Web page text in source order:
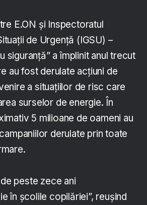
E.ON și Inspectoratul
de Urgență (IGSU) –
siguranță” a împlinit anul trecut
au fost derulate acțiuni de
a situațiilor de risc care
surselor de energie. În
5 milioane de oameni au
derulate prin toate
peste zece ani
în școlile copilăriei”, reușind